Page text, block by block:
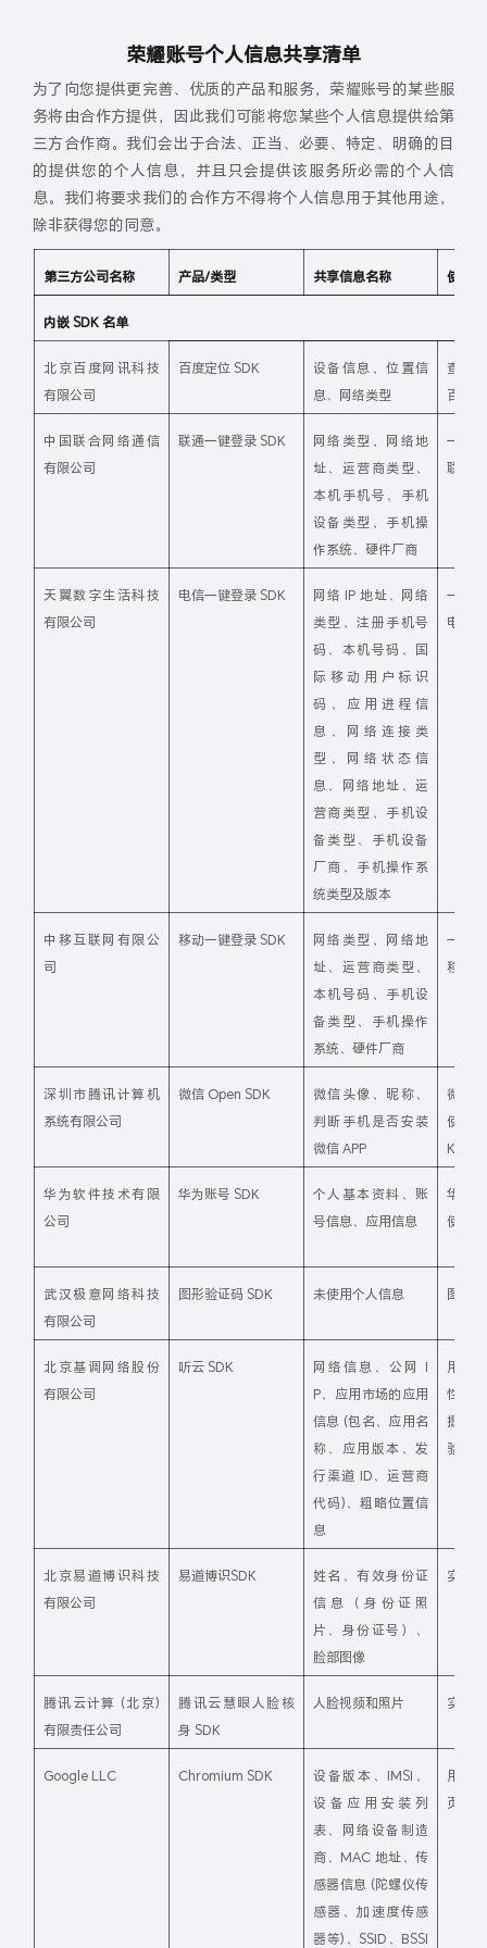
荣耀账号个人信息共享清单
为了向您提供更完善、优质的产品和服务，荣耀账号的某些服
务将由合作方提供，因此我们可能将您某些个人信息提供给第
三方合作商。我们会出于合法、正当、必要、特定、明确的目
的提供您的个人信息，并且只会提供该服务所必需的个人信
息。我们将要求我们的合作方不得将个人信息用于其他用途，
除非获得您的同意。
第三方公司名称 产品/类型 共享信息名称 使用
内嵌 SDK 名单
北京百度网讯科技
有限公司
百度定位 SDK
设备信息、位置信
息、网络类型
查找
百度
中国联合网络通信
有限公司
联通一键登录 SDK
网络类型、网络地
址、运营商类型、
本机手机号、手机
设备类型、手机操
作系统、硬件厂商
一键
联通
天翼数字生活科技
有限公司
电信一键登录 SDK
网络 IP 地址、网络
类型、注册手机号
码、本机号码、国
际移动用户标识
码、应用进程信
息、网络连接类
型、网络状态信
息、网络地址、运
营商类型、手机设
备类型、手机设备
厂商、手机操作系
统类型及版本
一键
电信
中移互联网有限公
司
移动一键登录 SDK
网络类型、网络地
址、运营商类型、
本机号码、手机设
备类型、手机操作
系统、硬件厂商
一键
移动
深圳市腾讯计算机
系统有限公司
微信 Open SDK
微信头像、昵称、
判断手机是否安装
微信 APP
微信
使用
K
华为软件技术有限
公司
华为账号 SDK
个人基本资料、账
号信息、应用信息
华为
使用
武汉极意网络科技
有限公司
图形验证码 SDK 未使用个人信息 图形
北京基调网络股份
有限公司
听云 SDK
网络信息、公网 I
P、应用市场的应用
信息 (包名、应用名
称、应用版本、发
行渠道 ID、运营商
代码)、粗略位置信
息
用于
性能
提供
验
北京易道博识科技
有限公司
易道博识SDK
姓名、有效身份证
信息（身份证照
片、身份证号）、
脸部图像
实名
腾讯云计算 (北京)
有限责任公司
腾讯云慧眼人脸核
身 SDK
人脸视频和照片 实名
Google LLC Chromium SDK
设备版本、IMSI、
设备应用安装列
表、网络设备制造
商、MAC 地址、传
感器信息 (陀螺仪传
感器、加速度传感
器等)、SSID、BSSI
用于
页面